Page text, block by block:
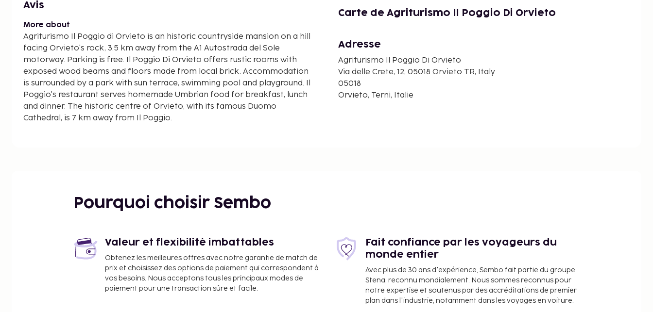
Avis
More about
Agriturismo Il Poggio di Orvieto is an historic countryside mansion on a hill
facing Orvieto's rock, 3.5 km away from the A1 Autostrada del Sole
motorway. Parking is free. Il Poggio Di Orvieto offers rustic rooms with
exposed wood beams and floors made from local brick. Accommodation
is surrounded by a park with sun terrace, swimming pool and playground. Il
Poggio's restaurant serves homemade Umbrian food for breakfast, lunch
and dinner. The historic centre of Orvieto, with its famous Duomo
Cathedral, is 7 km away from Il Poggio.
Carte de Agriturismo Il Poggio Di Orvieto
Adresse
Agriturismo Il Poggio Di Orvieto
Via delle Crete, 12, 05018 Orvieto TR, Italy
05018
Orvieto, Terni, Italie
Pourquoi choisir Sembo
Valeur et flexibilité imbattables
Obtenez les meilleures offres avec notre garantie de match de
prix et choisissez des options de paiement qui correspondent à
vos besoins. Nous acceptons tous les principaux modes de
paiement pour une transaction sûre et facile.
Fait confiance par les voyageurs du
monde entier
Avec plus de 30 ans d'expérience, Sembo fait partie du groupe
Stena, reconnu mondialement. Nous sommes reconnus pour
notre expertise et soutenus par des accréditations de premier
plan dans l'industrie, notamment dans les voyages en voiture.